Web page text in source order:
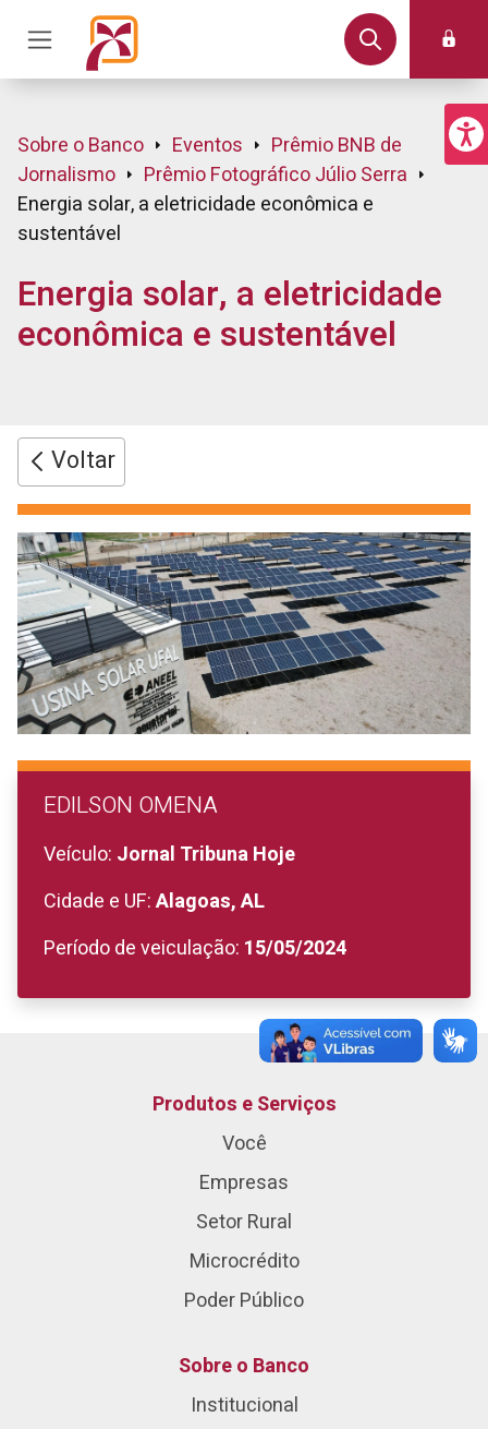
Sobre o Banco Eventos
Prêmio BNB de
Jornalismo
Prêmio Fotográfico Júlio Serra
Energia solar, a eletricidade econômica e
sustentável
Energia solar, a eletricidade
econômica e sustentável
Voltar
EDILSON OMENA
Veículo: Jornal Tribuna Hoje
Cidade e UF:Alagoas, AL
Período de veiculação: 15/05/2024
Produtos e Serviços
Você
Empresas
Setor Rural
Microcrédito
Poder Público
Sobre o Banco
Institucional